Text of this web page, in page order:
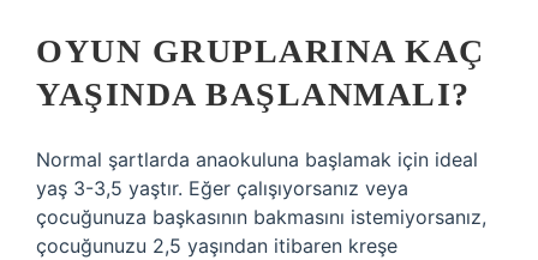
OYUN GRUPLARINA KAÇ
YAŞINDA BAŞLANMALI?
Normal şartlarda anaokuluna başlamak için ideal
yaş 3-3,5 yaştır. Eğer çalışıyorsanız veya
çocuğunuza başkasının bakmasını istemiyorsanız,
çocuğunuzu 2,5 yaşından itibaren kreşe